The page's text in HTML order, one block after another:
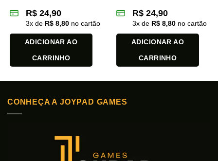
R$ 24,90
3x de R$ 8,80 no cartão
ADICIONAR AO
CARRINHO
R$ 24,90
3x de R$ 8,80 no cartão
ADICIONAR AO
CARRINHO
CONHEÇA A JOYPAD GAMES